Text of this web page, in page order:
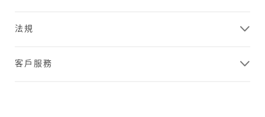
法規
客戶服務